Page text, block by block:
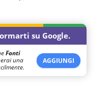
su Google.
Fonti
una
AGGIUNGI